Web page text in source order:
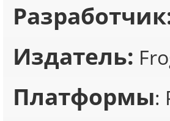
Издатель:
Платформы: